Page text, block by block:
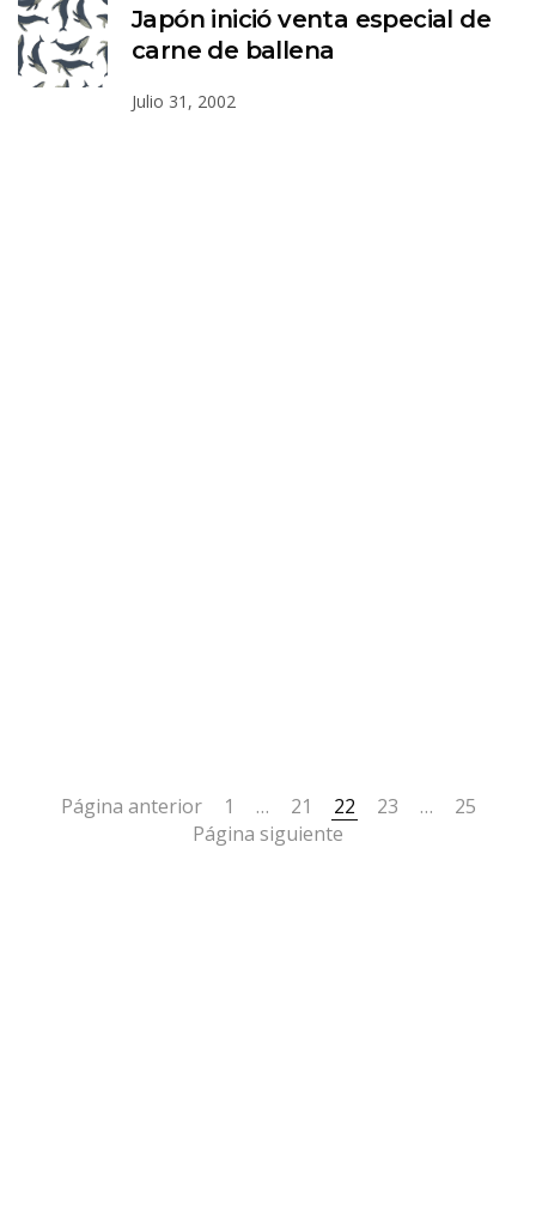
Japón inició venta especial de
carne de ballena
Julio 31, 2002
Página anterior 1 … 21 22 23 …
25
Página siguiente